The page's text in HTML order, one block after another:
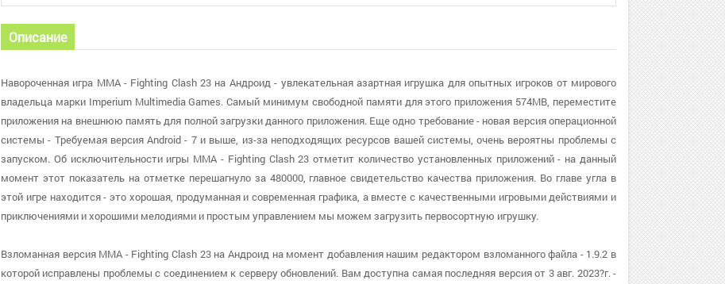
Описание
Навороченная игра MMA - Fighting Clash 23 на Андроид - увлекательная азартная игрушка для опытных игроков от мирового
владельца марки Imperium Multimedia Games. Самый минимум свободной памяти для этого приложения 574MB, переместите
приложения на внешнюю память для полной загрузки данного приложения. Еще одно требование - новая версия операционной
системы - Требуемая версия Android - 7 и выше, из-за неподходящих ресурсов вашей системы, очень вероятны проблемы с
запуском. Об исключительности игры MMA - Fighting Clash 23 отметит количество установленных приложений - на данный
момент этот показатель на отметке перешагнуло за 480000, главное свидетельство качества приложения. Во главе угла в
этой игре находится - это хорошая, продуманная и современная графика, а вместе с качественными игровыми действиями и
приключениями и хорошими мелодиями и простым управлением мы можем загрузить первосортную игрушку.
Взломанная версия MMA - Fighting Clash 23 на Андроид на момент добавления нашим редактором взломанного файла - 1.9.2 в
которой исправлены проблемы с соединением к серверу обновлений. Вам доступна самая последняя версия от 3 авг. 2023?г. -